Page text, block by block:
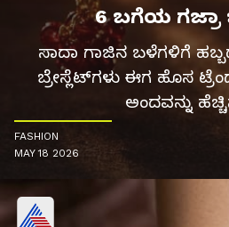
6 ಬಗೆಯ ಗಜ್ರಾ
ಸಾದಾ ಗಾಜಿನ ಬಳೆಗಳಿಗೆ
ಬ್ರೇಸ್ಲೆಟ್‌ಗಳು ಈಗ ಹೊಸ
ಅಂದವನ್ನು
FASHION
MAY 18 2026